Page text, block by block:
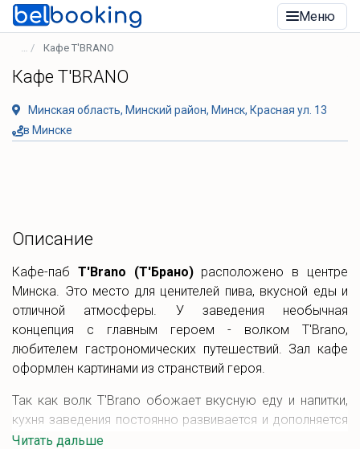
Меню
Кафе T'BRANO
Кафе T'BRANO
Минская область, Минский район, Минск, Красная ул. 13
в Минске
Описание
Кафе-паб T'Brano (Т'Брано)расположено в центре
Минска. Это место для ценителей пива, вкусной еды и
отличной атмосферы. У заведения необычная
концепция с главным героем - волком T'Brano,
любителем гастрономических путешествий. Зал кафе
оформлен картинами из странствий героя.
Так как волк T'Brano обожает вкусную еду и напитки,
кухня заведения постоянно развивается и дополняется
новыми блюдами. В меню заведения представлены
Читать дальше